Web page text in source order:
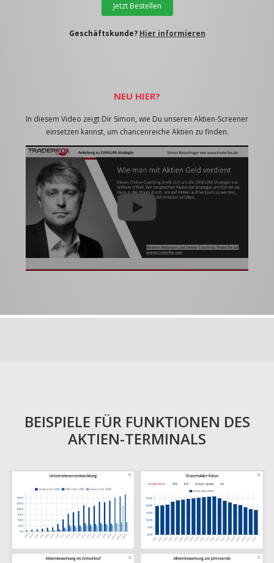
Jetzt Bestellen
Geschäftskunde? Hier informieren
NEU HIER?
In diesem Video zeigt Dir Simon, wie Du unseren Aktien-Screener
einsetzen kannst, um chancenreiche Aktien zu finden.
BEISPIELE FÜR FUNKTIONEN DES
AKTIEN-TERMINALS